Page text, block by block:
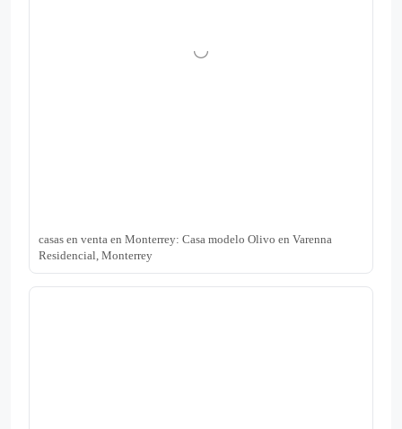
casas en venta en Monterrey: Casa modelo Olivo en Varenna
Residencial, Monterrey